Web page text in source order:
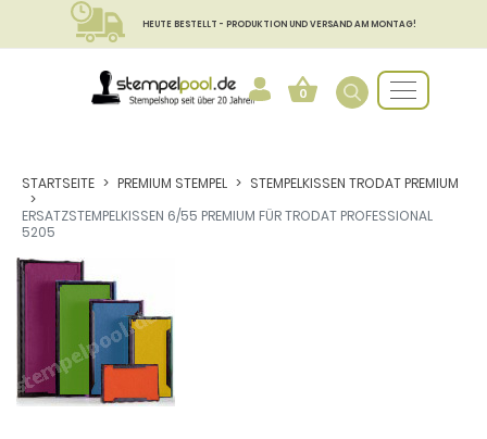
HEUTE BESTELLT - PRODUKTION UND VERSAND AM MONTAG!
0
STARTSEITE PREMIUM STEMPEL
STEMPELKISSEN TRODAT PREMIUM
ERSATZSTEMPELKISSEN 6/55 PREMIUM FÜR TRODAT PROFESSIONAL
5205